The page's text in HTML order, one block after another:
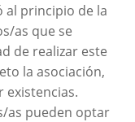
al principio de la
as que se
de realizar este
la asociación,
existencias.
as pueden optar